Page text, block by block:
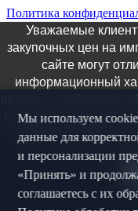
Политика
персональных данных |
Заказ звонка
Я даю согласие на
рекламную
конфиденциальности.
Мы используем
данные для
и персонализации
«Принять» и
соглашаетесь с их
Уважаемые
закупочных цен на
сайте могут
информационный
Статьи 437 ГК РФ.
наличии товара